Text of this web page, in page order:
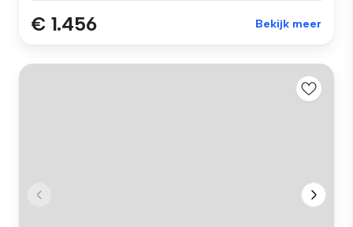
€ 1.456 Bekijk meer